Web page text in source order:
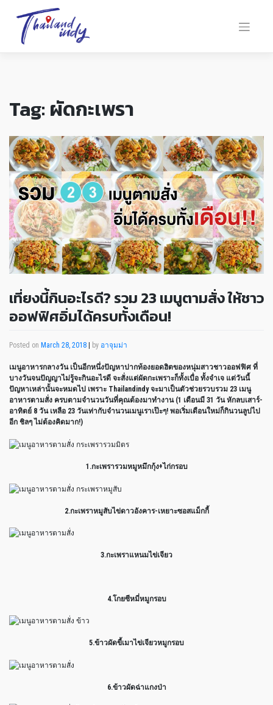
Tag: ผัดกะเพรา
เที่ยงนี้กินอะไรดี? รวม 23 เมนูตามสั่ง ให้ชาว
ออฟฟิศอิ่มได้ครบทั้งเดือน!
Posted on March 28, 2018 by อาจุมม่า
เมนูอาหารกลางวัน เป็นอีกหนึ่งปัญหาปากท้องยอดฮิตของหนุ่มสาวชาวออฟฟิศ ที่
บางวันจนปัญญาไม่รู้จะกินอะไรดี จะสั่งแต่ผัดกะเพราะก็ทั้งเบื่อ ทั้งจำเจ แต่วันนี้
ปัญหาเหล่านั้นจะหมดไป เพราะ Thailandindy จะมาเป็นตัวช่วยรวบรวม 23 เมนู
อาหารตามสั่ง ครบตามจำนวนวันที่คุณต้องมาทำงาน (1 เดือนมี 31 วัน หักลบเสาร์-
อาทิตย์ 8 วัน เหลือ 23 วันเท่ากับจำนวนเมนูเราเป๊ะๆ! พอเริ่มเดือนใหม่ก็กินวนลูปไป
อีก ชิลๆ ไม่ต้องคิดมาก!)
1.กะเพรารวมหมูหมึกกุ้ง+ไก่กรอบ
2.กะเพราหมูสับไข่ดาวอังคาร-เหยาะซอสแม็กกี้
3.กะเพราแหนมไข่เจียว
4.โกยซีหมี่หมูกรอบ
5.ข้าวผัดขี้เมาไข่เจียวหมูกรอบ
6.ข้าวผัดฉ่าแกงป่า